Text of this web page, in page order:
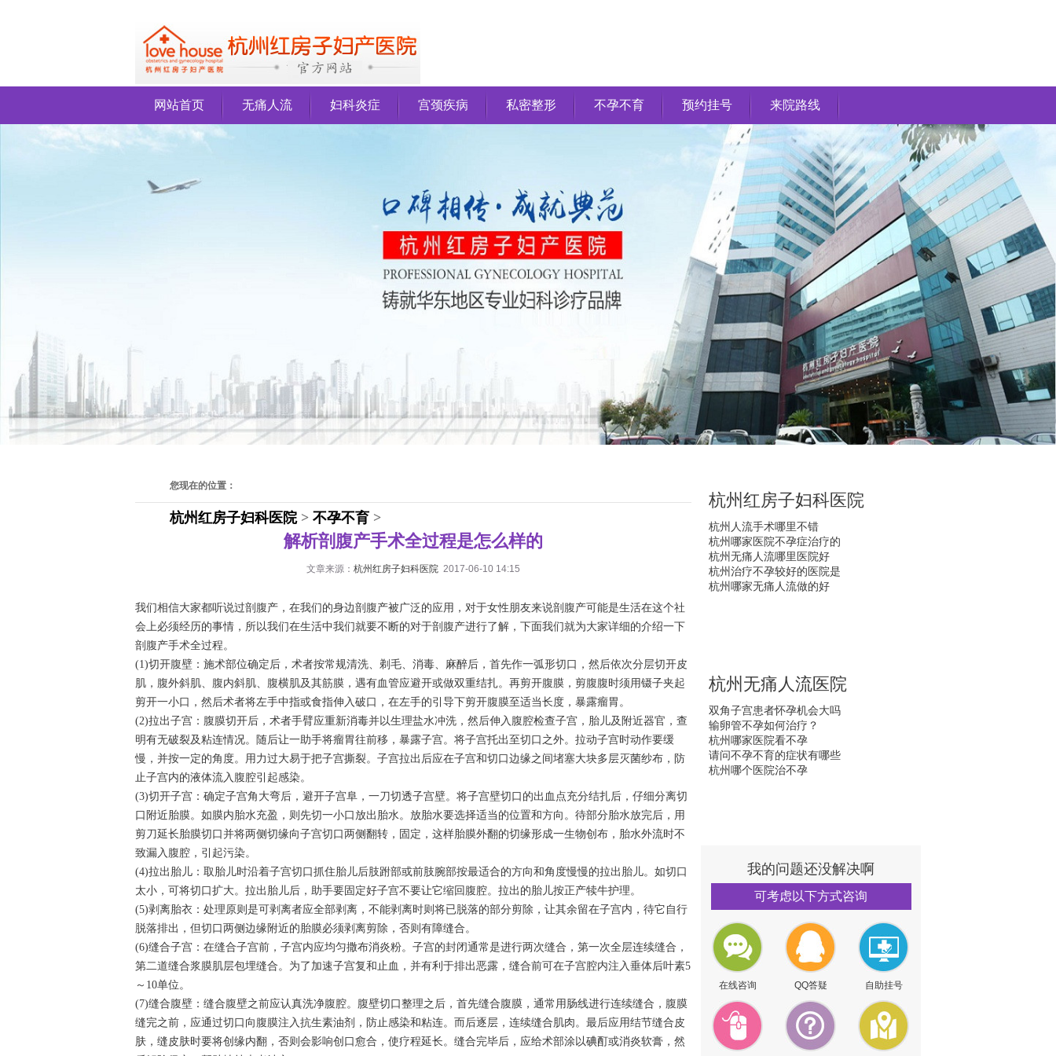
网站首页 无痛人流 妇科炎症 宫颈疾病 私密整形 不孕不育 预约挂号 来院路线
您现在的位置：
杭州红房子妇科医院> 不孕不育 >
解析剖腹产手术全过程是怎么样的
文章来源： 杭州红房子妇科医院 2017-06-10 14:15
我们相信大家都听说过剖腹产，在我们的身边剖腹产被广泛的应用，对于女性朋友来说剖腹产可能是生活在这个社
会上必须经历的事情，所以我们在生活中我们就要不断的对于剖腹产进行了解，下面我们就为大家详细的介绍一下
剖腹产手术全过程。
(1)切开腹壁：施术部位确定后，术者按常规清洗、剃毛、消毒、麻醉后，首先作一弧形切口，然后依次分层切开皮
肌，腹外斜肌、腹内斜肌、腹横肌及其筋膜，遇有血管应避开或做双重结扎。再剪开腹膜，剪腹腹时须用镊子夹起
剪开一小口，然后术者将左手中指或食指伸入破口，在左手的引导下剪开腹膜至适当长度，暴露瘤胃。
(2)拉出子宫：腹膜切开后，术者手臂应重新消毒并以生理盐水冲洗，然后伸入腹腔检查子宫，胎儿及附近器官，查
明有无破裂及粘连情况。随后让一助手将瘤胃往前移，暴露子宫。将子宫托出至切口之外。拉动子宫时动作要缓
慢，并按一定的角度。用力过大易于把子宫撕裂。子宫拉出后应在子宫和切口边缘之间堵塞大块多层灭菌纱布，防
止子宫内的液体流入腹腔引起感染。
(3)切开子宫：确定子宫角大弯后，避开子宫阜，一刀切透子宫壁。将子宫壁切口的出血点充分结扎后，仔细分离切
口附近胎膜。如膜内胎水充盈，则先切一小口放出胎水。放胎水要选择适当的位置和方向。待部分胎水放完后，用
剪刀延长胎膜切口并将两侧切缘向子宫切口两侧翻转，固定，这样胎膜外翻的切缘形成一生物创布，胎水外流时不
致漏入腹腔，引起污染。
(4)拉出胎儿：取胎儿时沿着子宫切口抓住胎儿后肢跗部或前肢腕部按最适合的方向和角度慢慢的拉出胎儿。如切口
太小，可将切口扩大。拉出胎儿后，助手要固定好子宫不要让它缩回腹腔。拉出的胎儿按正产犊牛护理。
(5)剥离胎衣：处理原则是可剥离者应全部剥离，不能剥离时则将已脱落的部分剪除，让其余留在子宫内，待它自行
脱落排出，但切口两侧边缘附近的胎膜必须剥离剪除，否则有障缝合。
(6)缝合子宫：在缝合子宫前，子宫内应均匀撒布消炎粉。子宫的封闭通常是进行两次缝合，第一次全层连续缝合，
第二道缝合浆膜肌层包埋缝合。为了加速子宫复和止血，并有利于排出恶露，缝合前可在子宫腔内注入垂体后叶素5
～10单位。
(7)缝合腹壁：缝合腹壁之前应认真洗净腹腔。腹壁切口整理之后，首先缝合腹膜，通常用肠线进行连续缝合，腹膜
缝完之前，应通过切口向腹膜注入抗生素油剂，防止感染和粘连。而后逐层，连续缝合肌肉。最后应用结节缝合皮
肤，缝皮肤时要将创缘内翻，否则会影响创口愈合，使疗程延长。缝合完毕后，应给术部涂以碘酊或消炎软膏，然
杭州红房子妇科医院
杭州人流手术哪里不错
杭州哪家医院不孕症治疗的
杭州无痛人流哪里医院好
杭州治疗不孕较好的医院是
杭州哪家无痛人流做的好
杭州无痛人流医院
双角子宫患者怀孕机会大吗
输卵管不孕如何治疗？
杭州哪家医院看不孕
请问不孕不育的症状有哪些
杭州哪个医院治不孕
我的问题还没解决啊
可考虑以下方式咨询
在线咨询 QQ答疑 自助挂号